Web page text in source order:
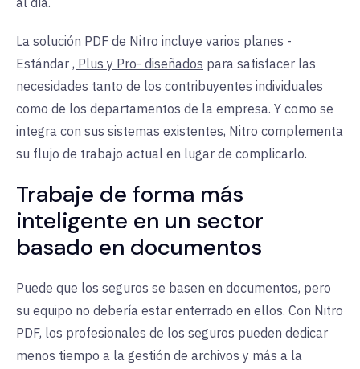
La solución PDF de Nitro incluye varios planes -
Estándar , Plus y Pro- diseñados para satisfacer las
necesidades tanto de los contribuyentes individuales
como de los departamentos de la empresa. Y como se
integra con sus sistemas existentes, Nitro complementa
su flujo de trabajo actual en lugar de complicarlo.
Trabaje de forma más
inteligente en un sector
basado en documentos
Puede que los seguros se basen en documentos, pero
su equipo no debería estar enterrado en ellos. Con Nitro
PDF, los profesionales de los seguros pueden dedicar
menos tiempo a la gestión de archivos y más a la